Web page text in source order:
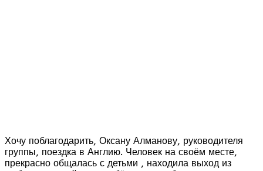
Хочу поблагодарить, Оксану Алманову, руководителя
группы, поездка в Англию. Человек на своём месте,
прекрасно общалась с детьми , находила выход из